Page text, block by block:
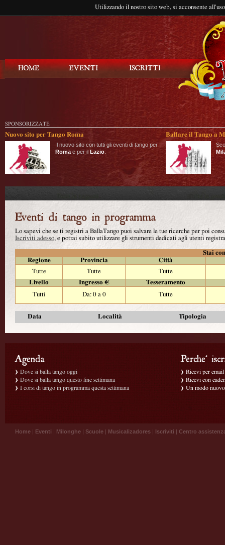
Utilizzando il nostro sito web, si acconsente
SPONSORIZZATE
Nuovo sito per Tango Roma
Il nuovo sito con tutti gli eventi di tango per
Roma e per il Lazio
Ballare il Tango a
Lo sapevi che se ti registri a BallaTango puoi salvare le tue ricerche per poi
Iscriviti adesso, e potrai subito utilizzare gli strumenti dedicati agli utenti
Stai
Regione
Provincia
Città
Tutte
Tutte
Tutte
Livello
Ingresso €
Tesseramento
Tutti
Da: 0 a 0 Tutte
Data Località Tipologia
Dove si balla tango oggi
Dove si balla tango questo fine settimana
I corsi di tango in programma questa settimana
Ricevi per
Ricevi con
Un modo
Home | Eventi | Milonghe | Scuole | Musicalizadores | Iscriviti | Centro